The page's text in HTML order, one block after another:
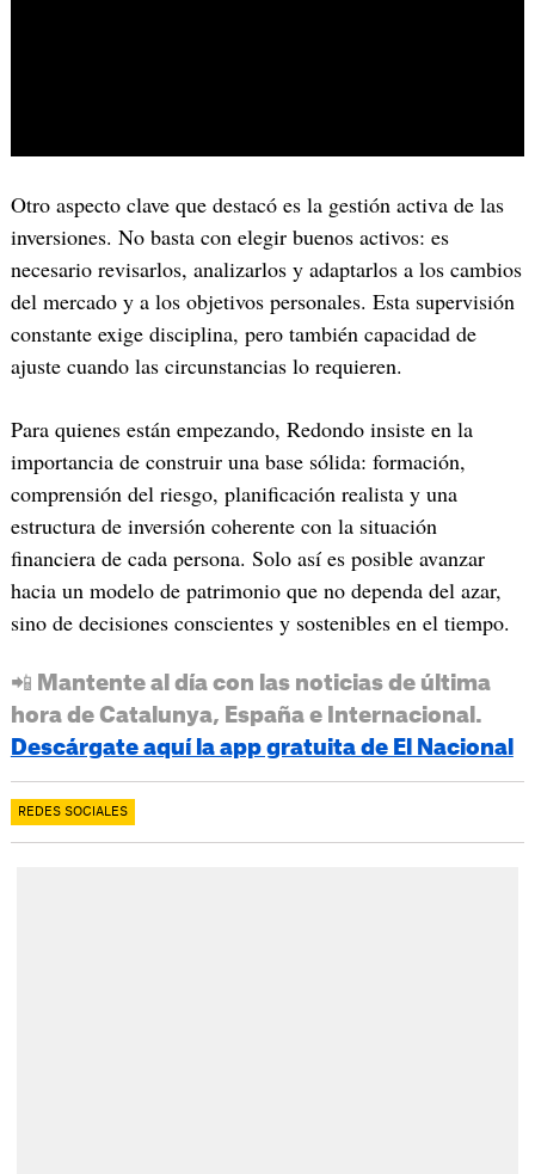
Otro aspecto clave que destacó es la gestión activa de las
inversiones. No basta con elegir buenos activos: es
necesario revisarlos, analizarlos y adaptarlos a los cambios
del mercado y a los objetivos personales. Esta supervisión
constante exige disciplina, pero también capacidad de
ajuste cuando las circunstancias lo requieren.
Para quienes están empezando, Redondo insiste en la
importancia de construir una base sólida: formación,
comprensión del riesgo, planificación realista y una
estructura de inversión coherente con la situación
financiera de cada persona. Solo así es posible avanzar
hacia un modelo de patrimonio que no dependa del azar,
sino de decisiones conscientes y sostenibles en el tiempo.
📲 Mantente al día con las noticias de última
hora de Catalunya, España e Internacional.
Descárgate aquí la app gratuita de El Nacional
REDES SOCIALES